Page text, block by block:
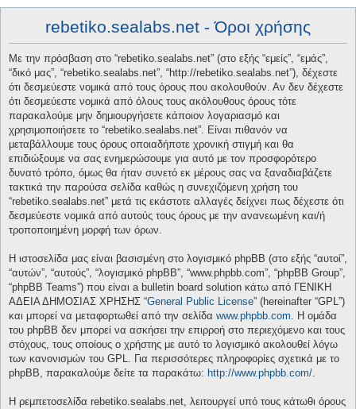
rebetiko.sealabs.net - Όροι χρήσης
Με την πρόσβαση στο “rebetiko.sealabs.net” (στο εξής “εμείς”, “εμάς”,
“δικό μας”, “rebetiko.sealabs.net”, “http://rebetiko.sealabs.net”), δέχεστε
ότι δεσμεύεστε νομικά από τους όρους που ακολουθούν. Αν δεν δέχεστε
ότι δεσμεύεστε νομικά από όλους τους ακόλουθους όρους τότε
παρακαλούμε μην δημιουργήσετε κάποιον λογαριασμό και
χρησιμοποιήσετε το “rebetiko.sealabs.net”. Είναι πιθανόν να
μεταβάλλουμε τους όρους οποιαδήποτε χρονική στιγμή και θα
επιδιώξουμε να σας ενημερώσουμε για αυτό με τον προσφορότερο
δυνατό τρόπο, όμως θα ήταν συνετό εκ μέρους σας να ξαναδιαβάζετε
τακτικά την παρούσα σελίδα καθώς η συνεχιζόμενη χρήση του
“rebetiko.sealabs.net” μετά τις εκάστοτε αλλαγές δείχνει πως δέχεστε ότι
δεσμεύεστε νομικά από αυτούς τους όρους με την ανανεωμένη και/ή
τροποποιημένη μορφή των όρων.
Η ιστοσελίδα μας είναι βασισμένη στο λογισμικό phpBB (στο εξής “αυτοί”,
“αυτών”, “αυτούς”, “λογισμικό phpBB”, “www.phpbb.com”, “phpBB Group”,
“phpBB Teams”) που είναι a bulletin board solution κάτω από ΓΕΝΙΚΗ
ΑΔΕΙΑ ΔΗΜΟΣΙΑΣ ΧΡΗΣΗΣ “General Public License” (hereinafter “GPL”)
και μπορεί να μεταφορτωθεί από την σελίδα www.phpbb.com. Η ομάδα
του phpBB δεν μπορεί να ασκήσει την επιρροή στο περιεχόμενο και τους
στόχους, τους οποίους ο χρήστης με αυτό το λογισμικό ακολουθεί λόγω
των κανονισμών του GPL. Για περισσότερες πληροφορίες σχετικά με το
phpBB, παρακαλούμε δείτε τα παρακάτω: http://www.phpbb.com/.
Η ρεμπετοσελίδα rebetiko.sealabs.net, λειτουργεί υπό τους κάτωθι όρους